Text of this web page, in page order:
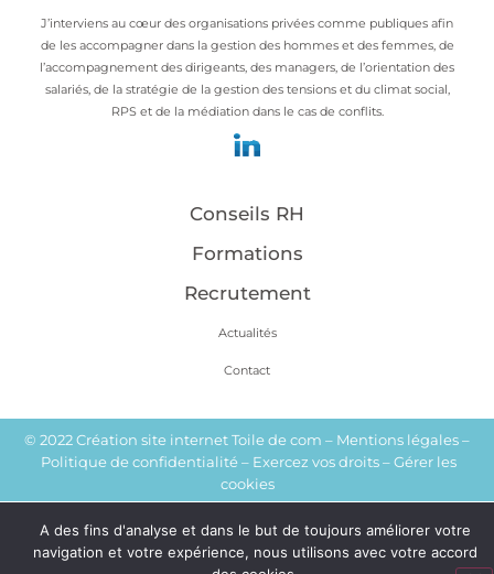
J’interviens au cœur des organisations privées comme publiques afin
de les accompagner dans la gestion des hommes et des femmes, de
l’accompagnement des dirigeants, des managers, de l’orientation des
salariés, de la stratégie de la gestion des tensions et du climat social,
RPS et de la médiation dans le cas de conflits.
Conseils RH
Formations
Recrutement
Actualités
Contact
© 2022 Création site internet Toile de com – Mentions légales –
Politique de confidentialité – Exercez vos droits – Gérer les
cookies
A des fins d'analyse et dans le but de toujours améliorer votre
navigation et votre expérience, nous utilisons avec votre accord